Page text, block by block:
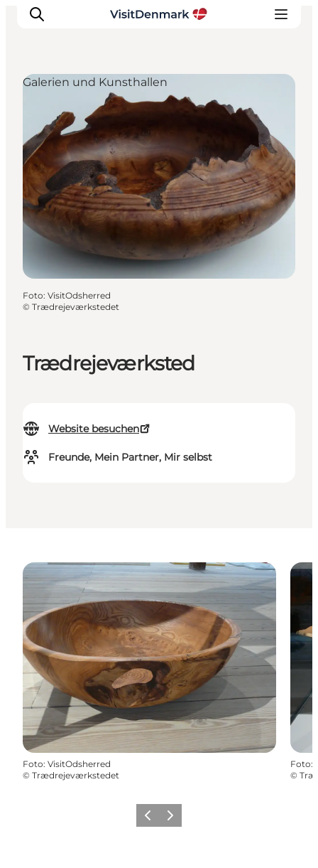
Inspiration
Regionen
Erlebnisse
Unterkünfte
Reiseplanung
Trædrejeværksted
Website besuchen
Freunde, Mein Partner, Mir selbst
Galerien und Kunsthallen
Foto: VisitOdsherred
© Trædrejeværkstedet
Foto: VisitOdsherred
© Trædrejeværkstedet
Foto:
©
ZurückWeiter